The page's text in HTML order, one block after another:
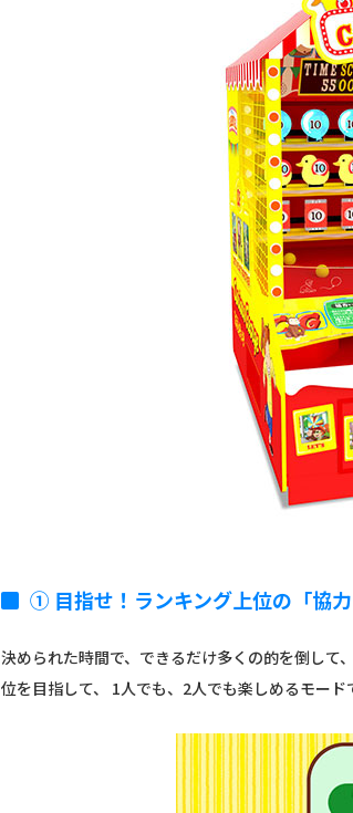
① 目指せ！ランキング上位の「協力
決められた時間で、できるだけ多くの的を倒して
位を目指して、 1人でも、2人でも楽しめるモード